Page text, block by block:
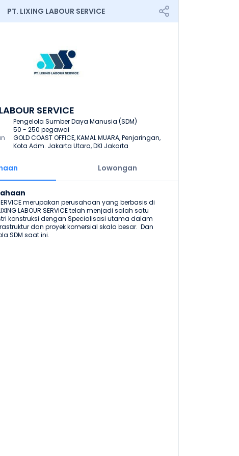
PT. LIXING LABOUR SERVICE
SERVICE
Pengelola Sumber Daya Manusia (SDM)
50 - 250 pegawai
GOLD COAST OFFICE, KAMAL MUARA, Penjaringan,
Kota Adm. Jakarta Utara, DKI Jakarta
Lowongan
SERVICE merupakan perusahaan yang berbasis di
LABOUR SERVICE telah menjadi salah satu
konstruksi dengan Specialisasi utama dalam
dan proyek komersial skala besar.  Dan
SDM saat ini.